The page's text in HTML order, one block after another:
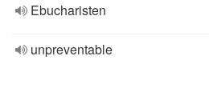
Ebucharisten
unpreventable